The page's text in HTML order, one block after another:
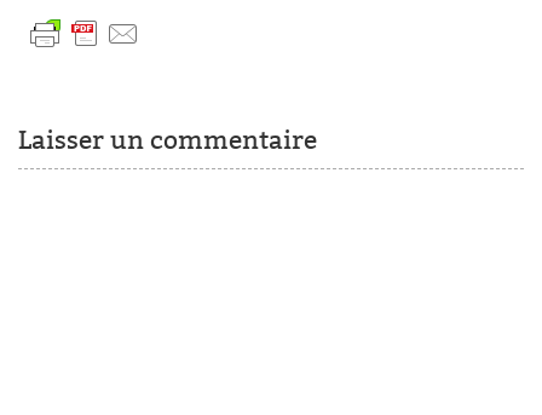
Laisser un commentaire